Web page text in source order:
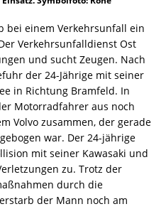
bei einem Verkehrsunfall ein
Verkehrsunfalldienst Ost
und sucht Zeugen. Nach
der 24-Jährige mit seiner
in Richtung Bramfeld. In
Motorradfahrer aus noch
Volvo zusammen, der gerade
war. Der 24-jährige
mit seiner Kawasaki und
zu. Trotz der
durch die
der Mann noch am